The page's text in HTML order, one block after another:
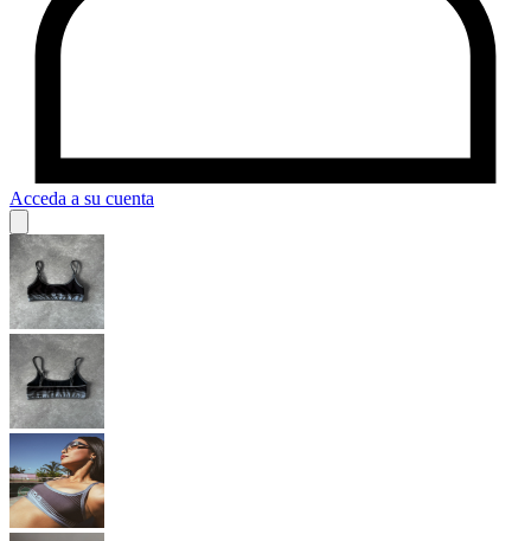
Acceda a su cuenta